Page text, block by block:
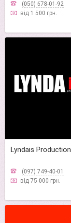
(050) 678-01-92
від 1 500 грн.
Lyndais Production
(097) 749-40-01
від 75 000 грн.